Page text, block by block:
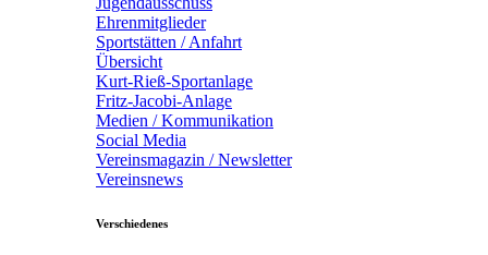
Ehrenmitglieder
Sportstätten / Anfahrt
Übersicht
Kurt-Rieß-Sportanlage
Fritz-Jacobi-Anlage
Medien / Kommunikation
Social Media
Vereinsmagazin / Newsletter
Vereinsnews
Verschiedenes